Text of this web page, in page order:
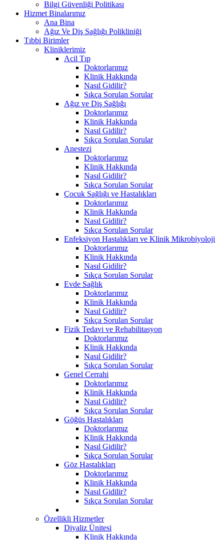
Bilgi Güvenliği Politikası
Hizmet Binalarımız
Ana Bina
Ağız Ve Diş Sağlığı Polikliniği
Tıbbi Birimler
Kliniklerimiz
Acil Tıp
Doktorlarımız
Klinik Hakkında
Nasıl Gidilir?
Sıkça Sorulan Sorular
Ağız ve Diş Sağlığı
Doktorlarımız
Klinik Hakkında
Nasıl Gidilir?
Sıkça Sorulan Sorular
Anestezi
Doktorlarımız
Klinik Hakkında
Nasıl Gidilir?
Sıkça Sorulan Sorular
Çocuk Sağlığı ve Hastalıkları
Doktorlarımız
Klinik Hakkında
Nasıl Gidilir?
Sıkça Sorulan Sorular
Enfeksiyon Hastalıkları ve Klinik Mikrobiyoloji
Doktorlarımız
Klinik Hakkında
Nasıl Gidilir?
Sıkça Sorulan Sorular
Evde Sağlık
Doktorlarımız
Klinik Hakkında
Nasıl Gidilir?
Sıkça Sorulan Sorular
Fizik Tedavi ve Rehabilitasyon
Doktorlarımız
Klinik Hakkında
Nasıl Gidilir?
Sıkça Sorulan Sorular
Genel Cerrahi
Doktorlarımız
Klinik Hakkında
Nasıl Gidilir?
Sıkça Sorulan Sorular
Göğüs Hastalıkları
Doktorlarımız
Klinik Hakkında
Nasıl Gidilir?
Sıkça Sorulan Sorular
Göz Hastalıkları
Doktorlarımız
Klinik Hakkında
Nasıl Gidilir?
Sıkça Sorulan Sorular
Özellikli Hizmetler
Diyaliz Ünitesi
Klinik Hakkında